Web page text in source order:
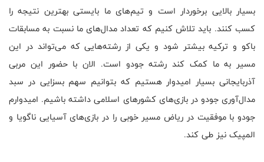
بسیار بالایی برخوردار است و تیم‌های ما بایستی بهترین نتیجه را
کسب کنند. باید تلاش کنیم که تعداد مدال‌های ما نسبت به مسابقات
باکو و ترکیه بیشتر شود و یکی از رشته‌هایی که می‌تواند در این
مسیر به ما کمک کند رشته جودو است. الان با حضور این مربی
آذربایجانی بسیار امیدوار هستیم که بتوانیم سهم بسزایی در سبد
مدال‌آوری جودو در بازی‌های کشورهای اسلامی داشته باشیم. امیدوارم
جودو با موفقیت در ریاض مسیر خوبی را در بازی‌های آسیایی ناگویا و
المپیک نیز طی کند.